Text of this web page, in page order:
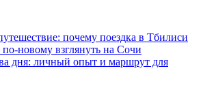
почему поездка в Тбилиси
по-новому взглянуть на Сочи
дня: личный опыт и маршрут для